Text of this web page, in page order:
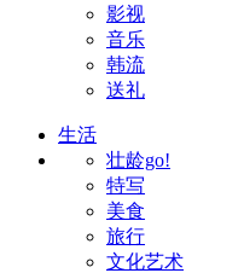
影视
音乐
韩流
送礼
生活
壮龄go!
特写
美食
旅行
文化艺术